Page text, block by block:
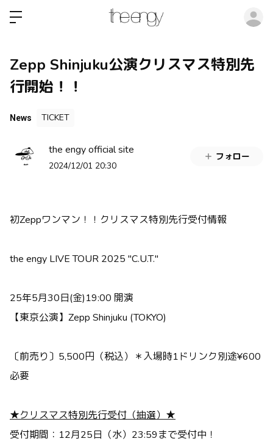
Zepp Shinjuku公演クリスマス特別先
行開始！！
News TICKET
the engy official site
2024/12/01 20:30
フォロー
初Zeppワンマン！！クリスマス特別先行受付情報
the engy LIVE TOUR 2025 "C.U.T."
25年5月30日(金)19:00 開演
【東京公演】Zepp Shinjuku (TOKYO)
〔前売り〕5,500円（税込）＊入場時1ドリンク別途¥600
必要
★クリスマス特別先行受付（抽選）★
受付期間：12月25日（水）23:59まで受付中！